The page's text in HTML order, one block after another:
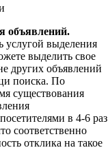
объявлений.
услугой выделения
выделить свое
других объявлений
поиска. По
существования
в 4-6 раз
соответственно
отклика на такое